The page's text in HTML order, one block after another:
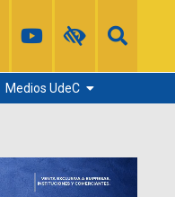
Medios UdeC
UdeC
UdeC